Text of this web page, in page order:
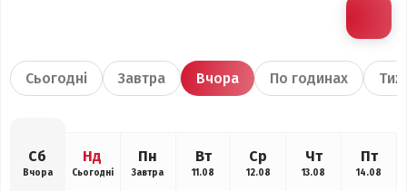
Сьогодні Завтра Вчора По годинах
Сб
Вчора
Нд
Сьогодні
Пн
Завтра
Вт
11.08
Ср
12.08
Чт
13.08
Пт
14.08